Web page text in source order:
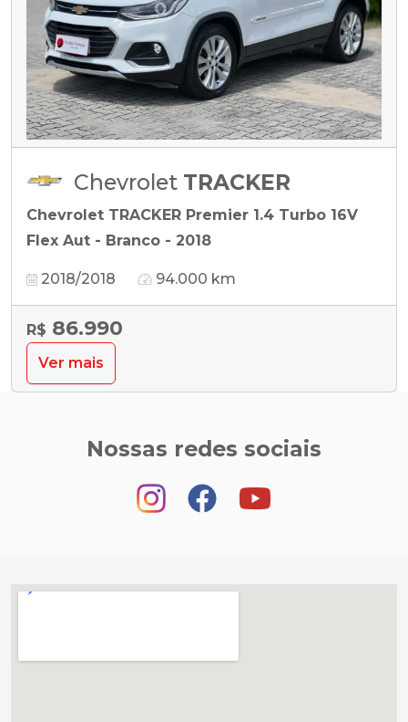
Chevrolet TRACKER
Chevrolet TRACKER Premier 1.4 Turbo 16V
Flex Aut - Branco - 2018
2018/2018 94.000 km
R$ 86.990
Ver mais
Nossas redes sociais